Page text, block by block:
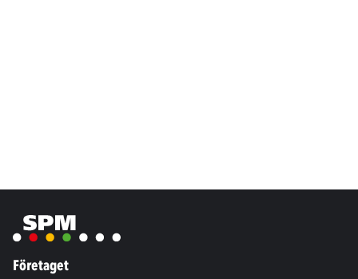
Företaget